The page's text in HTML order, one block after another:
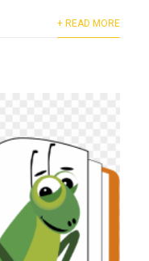
+ READ MORE